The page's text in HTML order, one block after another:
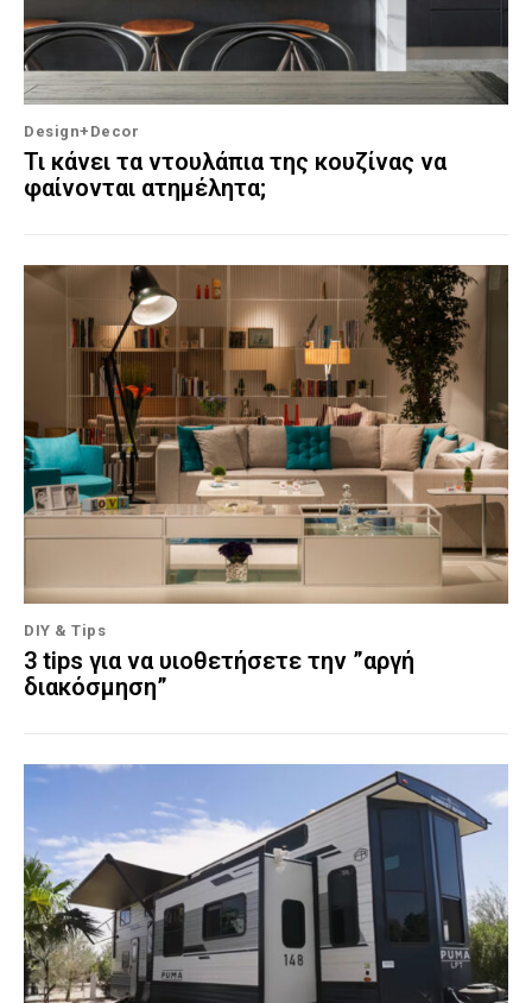
Design+Decor
Τι κάνει τα ντουλάπια της κουζίνας να
φαίνονται ατημέλητα;
DIY & Tips
3 tips για να υιοθετήσετε την ”αργή
διακόσμηση”